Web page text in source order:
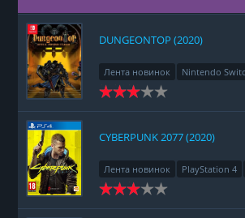
DUNGEONTOP (2020)
Лента новинок Nintendo
CYBERPUNK 2077 (2020)
Лента новинок PlayStation 4
Racing
Adventure